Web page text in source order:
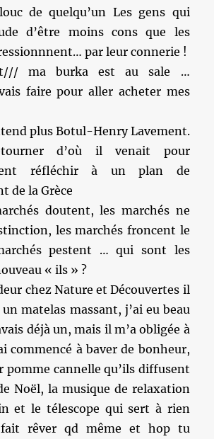
de quelqu’un Les gens qui
d’être moins cons que les
par leur connerie !
ma burka est au sale …
faire pour aller acheter mes
plus Botul-Henry Lavement.
d’où il venait pour
réfléchir à un plan de
de la Grèce
doutent, les marchés ne
les marchés froncent le
pestent … qui sont les
« ils » ?
chez Nature et Découvertes il
matelas massant, j’ai eu beau
déjà un, mais il m’a obligée à
commencé à baver de bonheur,
pomme cannelle qu’ils diffusent
Noël, la musique de relaxation
et le télescope qui sert à rien
rêver qd même et hop tu